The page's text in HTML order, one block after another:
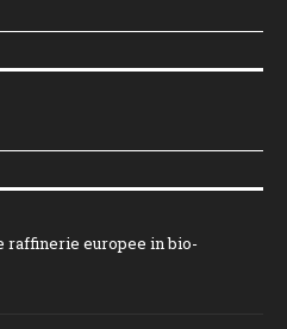
raffinerie europee in bio-